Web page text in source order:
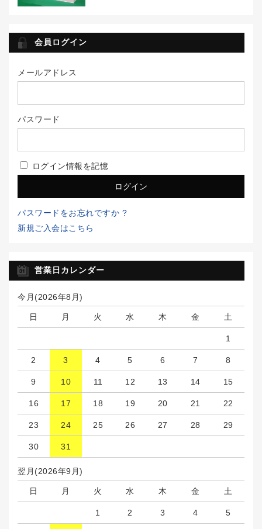
会員ログイン
メールアドレス
パスワード
ログイン情報を記憶
パスワードをお忘れですか ?
新規ご入会はこちら
営業日カレンダー
今月(2026年8月)
日 月 火 水 木 金 土
1
2 3 4 5 6 7 8
9 10 11 12 13 14 15
16 17 18 19 20 21 22
23 24 25 26 27 28 29
30 31
翌月(2026年9月)
日 月 火 水 木 金 土
1 2 3 4 5